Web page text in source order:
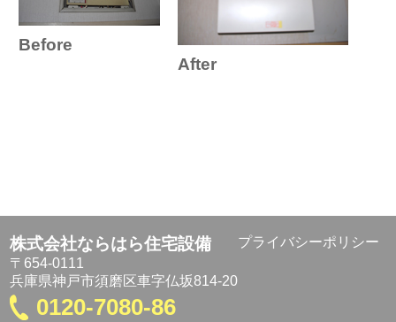
Before
After
株式会社ならはら住宅設備
〒654-0111
兵庫県神戸市須磨区車字仏坂814-20
0120-7080-86
プライバシーポリシー